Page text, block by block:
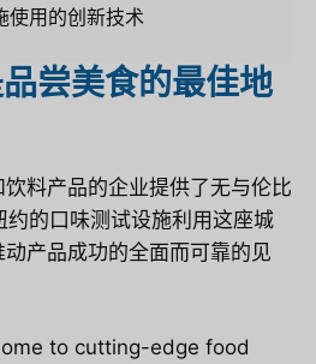
使用的创新技术
尝美食的最佳地
料产品的企业提供了无与伦比
约的口味测试设施利用这座城
产品成功的全面而可靠的见
to cutting-edge food